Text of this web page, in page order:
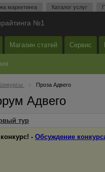
маркетинга Каталог услуг
№1
Магазин статей Сервис
Проза Адвего
Адвего
тур
- Обсуждение